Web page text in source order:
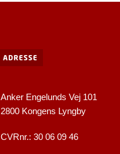
ADRESSE
Anker Engelunds Vej 101
2800 Kongens Lyngby
CVRnr.: 30 06 09 46